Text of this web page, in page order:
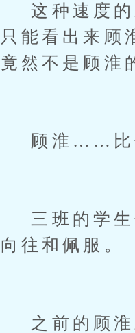
这种速度的
只能看出来顾
竟然不是顾淮
顾淮……比他
三班的学生
向往和佩服。
之前的顾淮